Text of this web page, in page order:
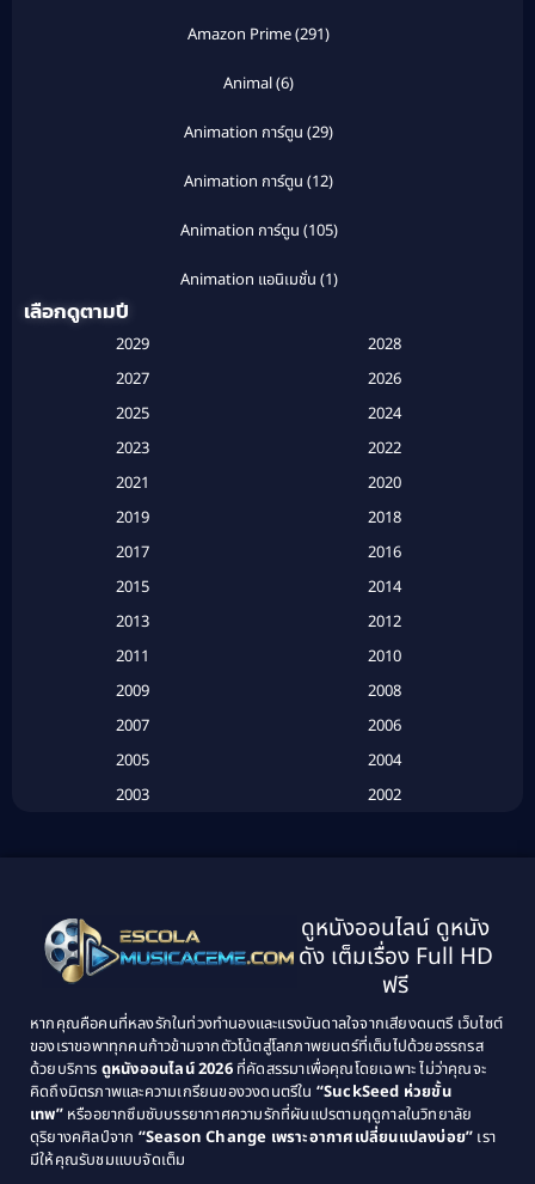
Amazon Prime(291)
Animal(6)
Animation การ์ตูน (29)
Animation การ์ตูน (12)
Animation การ์ตูน (105)
Animation แอนิเมชั่น (1)
Based on a True Story สร้างจากเรื่องจริง(2)
Based on a True Story เรื่องจริง (20)
(134)
Classic หนังคลาสสิก(21)
Classic หนังคลาสสิก(25)
Comedy ตลก(46)
Comedy ตลก(515)
เลือกดูตามปี
2029
2028
2027
2026
2025
2024
2023
2022
2021
2020
2019
2018
2017
2016
2015
2014
2013
2012
2011
2010
2009
2008
2007
2006
2005
2004
2003
2002
1995
1994
1993
1992
1989
1988
1987
1986
1985
1984
1983
1982
ดูหนังออนไลน์ ดูหนัง
ดัง เต็มเรื่อง Full HD
ฟรี
หากคุณคือคนที่หลงรักในท่วงทำนองและแรงบันดาลใจจากเสียงดนตรี เว็บไซต์
ของเราขอพาทุกคนก้าวข้ามจากตัวโน้ตสู่โลกภาพยนตร์ที่เต็มไปด้วยอรรถรส
ด้วยบริการ ดูหนังออนไลน์ 2026ที่คัดสรรมาเพื่อคุณโดยเฉพาะ ไม่ว่าคุณจะ
คิดถึงมิตรภาพและความเกรียนของวงดนตรีใน “SuckSeed ห่วยขั้น
เทพ”หรืออยากซึมซับบรรยากาศความรักที่ผันแปรตามฤดูกาลในวิทยาลัย
ดุริยางคศิลป์จาก “Season Change เพราะอากาศเปลี่ยนแปลงบ่อย” เรา
มีให้คุณรับชมแบบจัดเต็ม